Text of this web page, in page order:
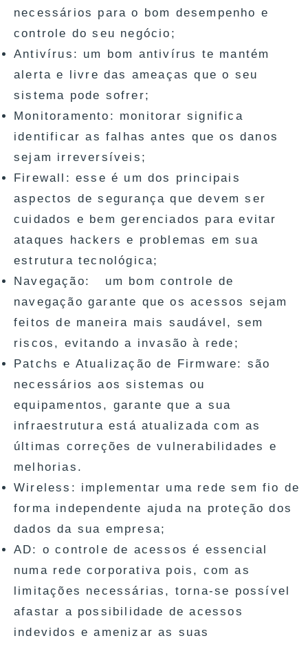
necessários para o bom desempenho e
controle do seu negócio;
Antivírus: um bom antivírus te mantém
alerta e livre das ameaças que o seu
sistema pode sofrer;
Monitoramento: monitorar significa
identificar as falhas antes que os danos
sejam irreversíveis;
Firewall: esse é um dos principais
aspectos de segurança que devem ser
cuidados e bem gerenciados para evitar
ataques hackers e problemas em sua
estrutura tecnológica;
Navegação: um bom controle de
navegação garante que os acessos sejam
feitos de maneira mais saudável, sem
riscos, evitando a invasão à rede;
Patchs e Atualização de Firmware: são
necessários aos sistemas ou
equipamentos, garante que a sua
infraestrutura está atualizada com as
últimas correções de vulnerabilidades e
melhorias.
Wireless: implementar uma rede sem fio de
forma independente ajuda na proteção dos
dados da sua empresa;
AD: o controle de acessos é essencial
numa rede corporativa pois, com as
limitações necessárias, torna-se possível
afastar a possibilidade de acessos
indevidos e amenizar as suas